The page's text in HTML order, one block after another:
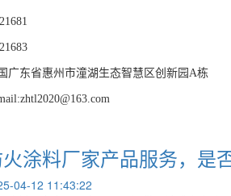
广东省惠州市潼湖生态智慧区创新园A栋
涂料厂家产品服务，是
04-12 11:43:22